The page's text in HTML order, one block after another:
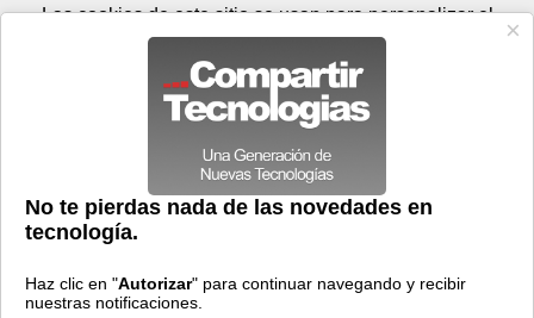
Prensa Videos
> institute inc pmi
institute inc pmi
4 resultados Ordenar por fecha-Ordenar por pertinencia
Domingo 09 de agosto - 04:49 Registrar Conectar
Las cookies de este sitio se usan para personalizar el
contenido y los anuncios, para ofrecer funciones de medios
sociales y para analizar el tráfico. Además, compartimos
información sobre el uso que haga del sitio web con nuestros
partners de medios sociales, de publicidad y de análisis
web.
OK